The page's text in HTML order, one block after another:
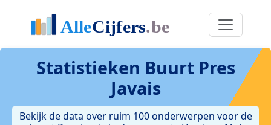
Statistieken Buurt Pres
Javais
Bekijk de data over ruim 100 onderwerpen voor de